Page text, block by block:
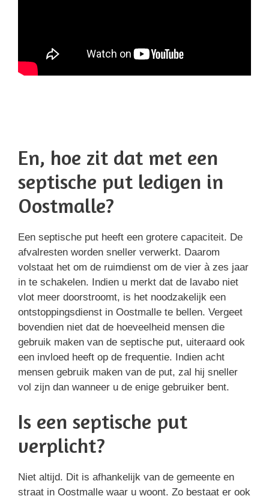
En, hoe zit dat met een
septische put ledigen in
Oostmalle?
Een septische put heeft een grotere capaciteit. De
afvalresten worden sneller verwerkt. Daarom
volstaat het om de ruimdienst om de vier à zes jaar
in te schakelen. Indien u merkt dat de lavabo niet
vlot meer doorstroomt, is het noodzakelijk een
ontstoppingsdienst in Oostmalle te bellen. Vergeet
bovendien niet dat de hoeveelheid mensen die
gebruik maken van de septische put, uiteraard ook
een invloed heeft op de frequentie. Indien acht
mensen gebruik maken van de put, zal hij sneller
vol zijn dan wanneer u de enige gebruiker bent.
Is een septische put
verplicht?
Niet altijd. Dit is afhankelijk van de gemeente en
straat in Oostmalle waar u woont. Zo bestaat er ook